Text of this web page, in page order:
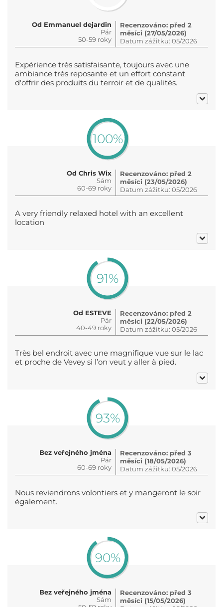
Od Emmanuel dejardin
Pár
50-59 roky
Recenzováno: před 2
měsíci (27/05/2026)
Datum zážitku: 05/2026
Expérience très satisfaisante, toujours avec une
ambiance très reposante et un effort constant
d'offrir des produits du terroir et de qualités.
100%
Od Chris Wix
Sám
60-69 roky
Recenzováno: před 2
měsíci (23/05/2026)
Datum zážitku: 05/2026
A very friendly relaxed hotel with an excellent
location
91%
Od ESTEVE
Pár
40-49 roky
Recenzováno: před 2
měsíci (22/05/2026)
Datum zážitku: 05/2026
Très bel endroit avec une magnifique vue sur le lac
et proche de Vevey si l’on veut y aller à pied.
93%
Bez veřejného jména
Pár
60-69 roky
Recenzováno: před 3
měsíci (18/05/2026)
Datum zážitku: 05/2026
Nous reviendrons volontiers et y mangeront le soir
également.
90%
Bez veřejného jména
Sám
Recenzováno: před 3
měsíci (15/05/2026)